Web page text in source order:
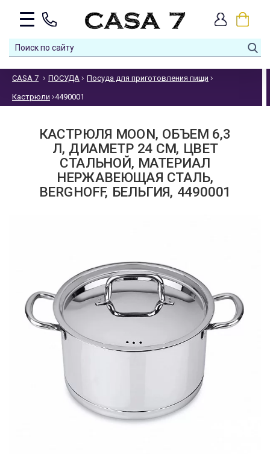
CASA 7 ПОСУДА Посуда для приготовления пищи
Кастрюли 4490001
КАСТРЮЛЯ MOON, ОБЪЕМ 6,3
Л, ДИАМЕТР 24 СМ, ЦВЕТ
СТАЛЬНОЙ, МАТЕРИАЛ
НЕРЖАВЕЮЩАЯ СТАЛЬ,
BЕRGHOFF, БЕЛЬГИЯ, 4490001